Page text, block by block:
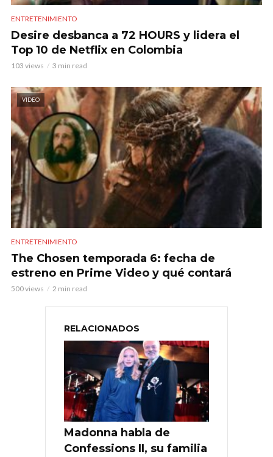
ENTRETENIMIENTO
Desire desbanca a 72 HOURS y lidera el
Top 10 de Netflix en Colombia
103 views 3 min read
VIDEO
ENTRETENIMIENTO
The Chosen temporada 6: fecha de
estreno en Prime Video y qué contará
500 views 2 min read
RELACIONADOS
Madonna habla de
Confessions II, su familia